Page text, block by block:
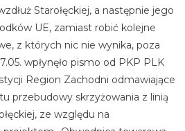
Starołęckiej, a następnie jego
UE, zamiast robić kolejne
z których nic nie wynika, poza
wpłynęło pismo od PKP PLK
Region Zachodni odmawiające
przebudowy skrzyżowania z linią
ze względu na